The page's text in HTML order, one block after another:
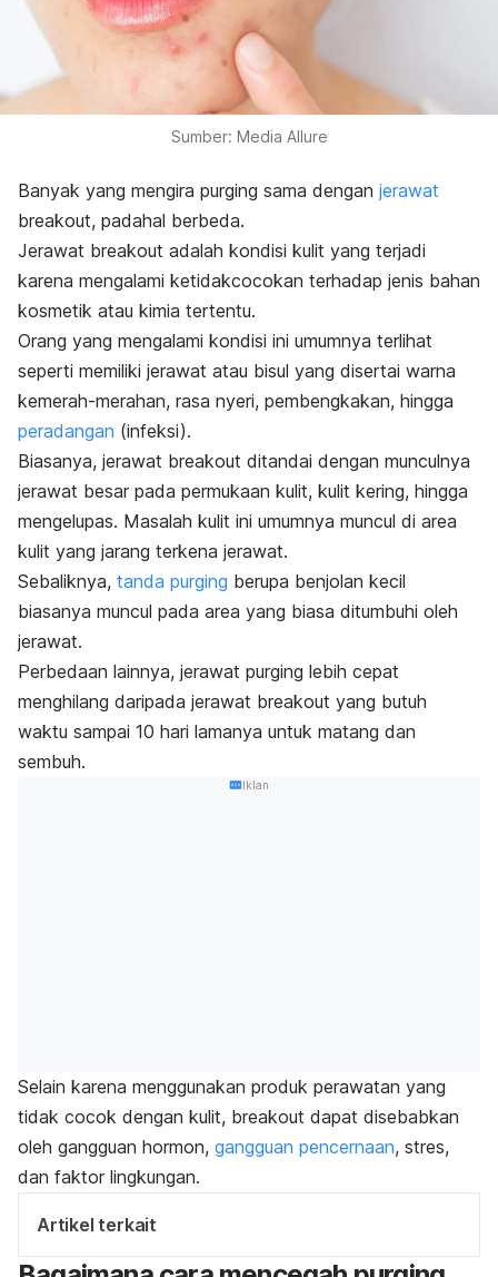
Sumber: Media Allure
Banyak yang mengira purging sama dengan jerawat
breakout, padahal berbeda.
Jerawat breakout adalah kondisi kulit yang terjadi
karena mengalami ketidakcocokan terhadap jenis bahan
kosmetik atau kimia tertentu.
Orang yang mengalami kondisi ini umumnya terlihat
seperti memiliki jerawat atau bisul yang disertai warna
kemerah-merahan, rasa nyeri, pembengkakan, hingga
peradangan (infeksi).
Biasanya, jerawat breakout ditandai dengan munculnya
jerawat besar pada permukaan kulit, kulit kering, hingga
mengelupas. Masalah kulit ini umumnya muncul di area
kulit yang jarang terkena jerawat.
Sebaliknya, tanda purging berupa benjolan kecil
biasanya muncul pada area yang biasa ditumbuhi oleh
jerawat.
Perbedaan lainnya, jerawat purging lebih cepat
menghilang daripada jerawat breakout yang butuh
waktu sampai 10 hari lamanya untuk matang dan
sembuh.
Iklan
Selain karena menggunakan produk perawatan yang
tidak cocok dengan kulit, breakout dapat disebabkan
oleh gangguan hormon, gangguan pencernaan, stres,
dan faktor lingkungan.
Artikel terkait